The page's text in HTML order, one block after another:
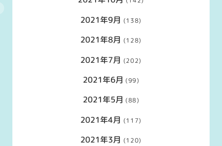
2021年9月 (138)
2021年8月 (128)
2021年7月 (202)
2021年6月 (99)
2021年5月 (88)
2021年4月 (117)
2021年3月 (120)